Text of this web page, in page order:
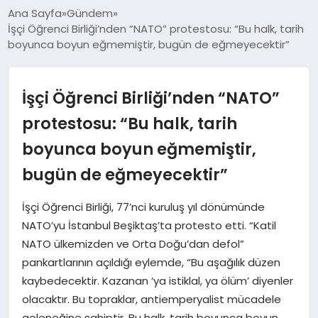
RIZE
BÜLTEN
GÜNDEM
SPOR
YURT
Ana Sayfa Gündem
İşçi Öğrenci Birliği’nden “NATO” protestosu: “Bu halk, tarih
boyunca boyun eğmemiştir, bugün de eğmeyecektir”
İşçi Öğrenci Birliği’nden “NATO”
protestosu: “Bu halk, tarih
boyunca boyun eğmemiştir,
bugün de eğmeyecektir”
İşçi Öğrenci Birliği, 77’nci kuruluş yıl dönümünde
NATO’yu İstanbul Beşiktaş’ta protesto etti. “Katil
NATO ülkemizden ve Orta Doğu’dan defol”
pankartlarının açıldığı eylemde, “Bu aşağılık düzen
kaybedecektir. Kazanan ‘ya istiklal, ya ölüm’ diyenler
olacaktır. Bu topraklar, antiemperyalist mücadele